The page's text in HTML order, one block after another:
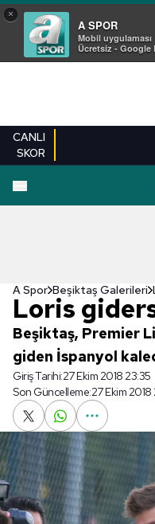
×
A SPOR
Mobil uygulaması
Ücretsiz - Google
CANLI
SKOR
EN YENILER
A Spor Beşiktaş Galerileri
Loris
Beşiktaş, Premier
giden İspanyol
Giriş Tarihi:27 Ekim 2018 23:35
Son Güncelleme:27 Ekim